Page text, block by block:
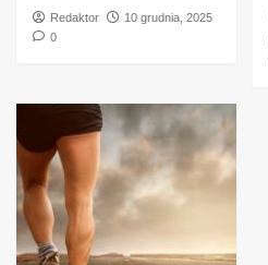
Redaktor
10 grudnia, 2025
0